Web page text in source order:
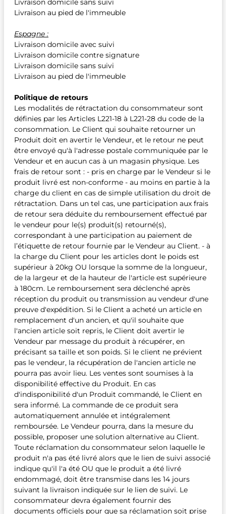
Livraison domicile sans suivi
Livraison au pied de l'immeuble
Espagne :
Livraison domicile avec suivi
Livraison domicile contre signature
Livraison domicile sans suivi
Livraison au pied de l'immeuble
Politique de retours
Les modalités de rétractation du consommateur sont
définies par les Articles L221-18 à L221-28 du code de la
consommation. Le Client qui souhaite retourner un
Produit doit en avertir le Vendeur, et le retour ne peut
être envoyé qu'à l'adresse postale communiquée par le
Vendeur et en aucun cas à un magasin physique. Les
frais de retour sont : - pris en charge par le Vendeur si le
produit livré est non-conforme - au moins en partie à la
charge du client en cas de simple utilisation du droit de
rétractation. Dans un tel cas, une participation aux frais
de retour sera déduite du remboursement effectué par
le vendeur pour le(s) produit(s) retourné(s),
correspondant à une participation au paiement de
l’étiquette de retour fournie par le Vendeur au Client. - à
la charge du Client pour les articles dont le poids est
supérieur à 20kg OU lorsque la somme de la longueur,
de la largeur et de la hauteur de l'article est supérieure
à 180cm. Le remboursement sera déclenché après
réception du produit ou transmission au vendeur d'une
preuve d'expédition. Si le Client a acheté un article en
remplacement d'un ancien, et qu'il souhaite que
l'ancien article soit repris, le Client doit avertir le
Vendeur par message du produit à récupérer, en
précisant sa taille et son poids. Si le client ne prévient
pas le vendeur, la récupération de l'ancien article ne
pourra pas avoir lieu. Les ventes sont soumises à la
disponibilité effective du Produit. En cas
d'indisponibilité d'un Produit commandé, le Client en
sera informé. La commande de ce produit sera
automatiquement annulée et intégralement
remboursée. Le Vendeur pourra, dans la mesure du
possible, proposer une solution alternative au Client.
Toute réclamation du consommateur selon laquelle le
produit n'a pas été livré alors que le lien de suivi associé
indique qu'il l'a été OU que le produit a été livré
endommagé, doit être transmise dans les 14 jours
suivant la livraison indiquée sur le lien de suivi. Le
consommateur devra également fournir des
documents officiels pour que sa réclamation soit prise